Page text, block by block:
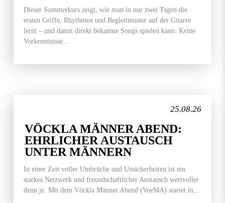
Dieser Sommerkurs zeigt, wie man in nur zwei Tagen die
ersten Griffe, Rhythmen und Begleitmuster auf der Gitarre
lernt – und damit direkt bekannte Songs spielen kann. Keine
Vorkenntnisse...
25.08.26
VÖCKLA MÄNNER ABEND:
EHRLICHER AUSTAUSCH
UNTER MÄNNERN
In einer Zeit voller Umbrüche und Unsicherheiten ist ein
starkes Netzwerk und freundschaftlicher Austausch wertvoller
denn je. Mit dem Vöckla Männer Abend (VoeMA) startet in...